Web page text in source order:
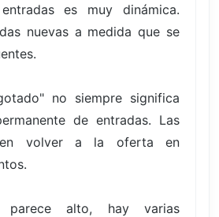
es muy dinámica.
nuevas a medida que se
no siempre significa
de entradas. Las
volver a la oferta en
alto, hay varias